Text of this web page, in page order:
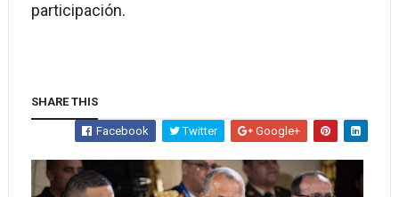
participación.
SHARE THIS
Facebook Twitter Google+